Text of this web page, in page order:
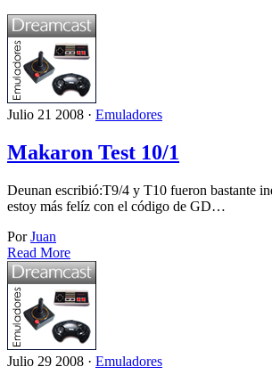
Julio 21 2008 · Emuladores
Makaron Test 10/1
Deunan escribió:T9/4 y T10 fueron bastante
estoy más felíz con el código de GD…
PorJuan
Read More
Julio 29 2008 · Emuladores